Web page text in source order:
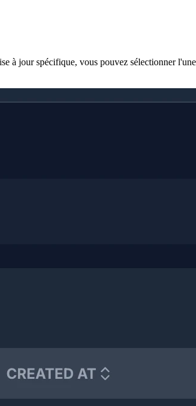
à jour spécifique, vous pouvez sélectionner l'une